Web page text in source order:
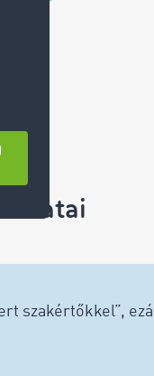
szakértőkkel”,